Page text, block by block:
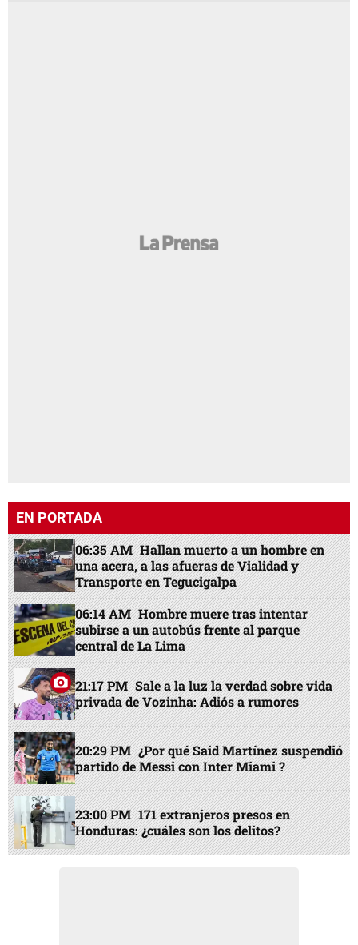
EN PORTADA
06:35 AM Hallan muerto a un hombre en
una acera, a las afueras de Vialidad y
Transporte en Tegucigalpa
06:14 AM Hombre muere tras intentar
subirse a un autobús frente al parque
central de La Lima
21:17 PM Sale a la luz la verdad sobre vida
privada de Vozinha: Adiós a rumores
20:29 PM ¿Por qué Said Martínez suspendió
partido de Messi con Inter Miami ?
23:00 PM 171 extranjeros presos en
Honduras: ¿cuáles son los delitos?